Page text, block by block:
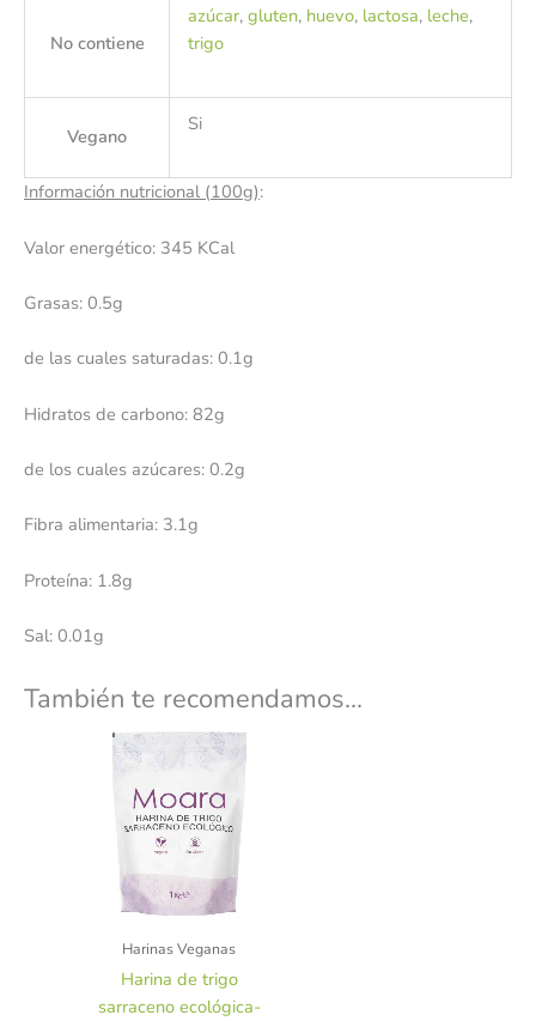
No contiene
azúcar, gluten, huevo, lactosa, leche,
trigo
Vegano
Si
Información nutricional (100g):
Valor energético: 345 KCal
Grasas: 0.5g
de las cuales saturadas: 0.1g
Hidratos de carbono: 82g
de los cuales azúcares: 0.2g
Fibra alimentaria: 3.1g
Proteína: 1.8g
Sal: 0.01g
También te recomendamos…
Harinas Veganas
Harina de trigo
sarraceno ecológica-